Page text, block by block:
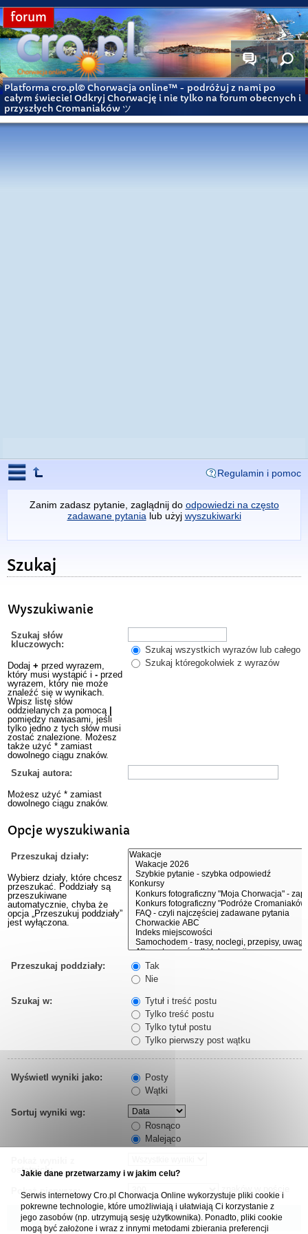
forum
Platforma cro.pl© Chorwacja online™ - podróżuj z nami po
całym świecie! Odkryj Chorwację i nie tylko na forum obecnych i
przyszłych Cromaniaków ツ
Regulamin i pomoc
Zanim zadasz pytanie, zaglądnij do odpowiedzi na często
zadawane pytania lub użyj wyszukiwarki
Szukaj
Wyszukiwanie
Szukaj słów
kluczowych:
Dodaj + przed wyrazem,
który musi wystąpić i - przed
wyrazem, który nie może
znaleźć się w wynikach.
Wpisz listę słów
oddzielanych za pomocą
pomiędzy nawiasami, jeśli
tylko jedno z tych słów musi
zostać znalezione. Możesz
także użyć * zamiast
dowolnego ciągu znaków.
Szukaj wszystkich wyrazów lub całego
Szukaj któregokolwiek z wyrazów
Szukaj autora:
Możesz użyć * zamiast
dowolnego ciągu znaków.
Opcje wyszukiwania
Przeszukaj działy:
Wybierz działy, które chcesz
przeszukać. Poddziały są
przeszukiwane
automatycznie, chyba że
opcja „Przeszukuj poddziały”
jest wyłączona.
Przeszukaj poddziały:
Tak
Nie
Szukaj w:
Tytuł i treść postu
Tylko treść postu
Tylko tytuł postu
Tylko pierwszy post wątku
Wyświetl wyniki jako:
Posty
Wątki
Sortuj wyniki wg:
Rosnąco
Malejąco
ostatnich:
Pokaż pierwsze:
Jakie dane przetwarzamy i w jakim celu?
Serwis internetowy Cro.pl Chorwacja Online wykorzystuje pliki cookie i
pokrewne technologie, które umożliwiają i ułatwiają Ci korzystanie z
jego zasobów (np. utrzymują sesję użytkownika). Ponadto, pliki cookie
mogą być założone i wraz z innymi metodami zbierania preferencji